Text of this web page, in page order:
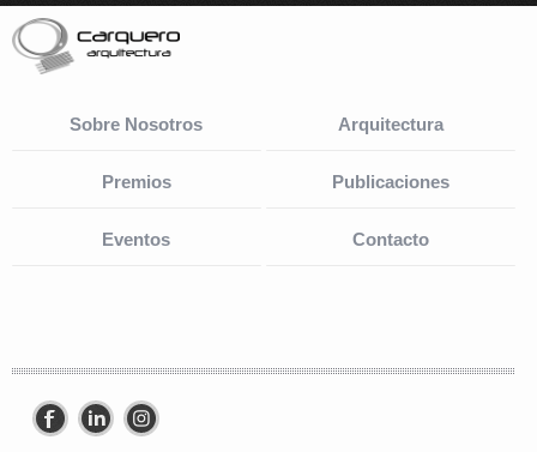
Sobre Nosotros Arquitectura
Premios Publicaciones
Eventos Contacto